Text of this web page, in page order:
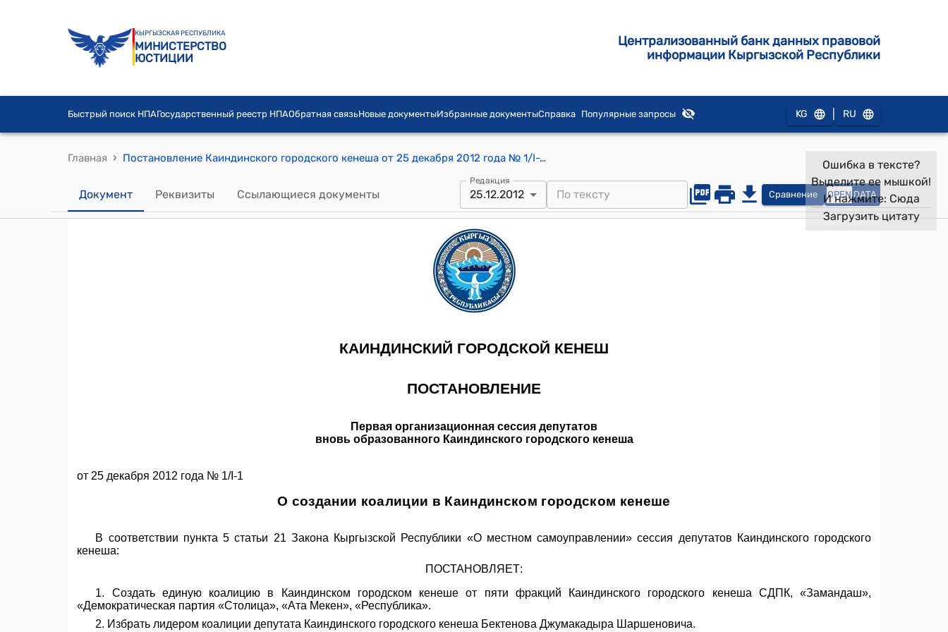
КЫРГЫЗСКАЯ РЕСПУБЛИКА
МИНИСТЕРСТВО
ЮСТИЦИИ
Централизованный банк данных правовой
информации Кыргызской Республики
Быстрый поиск НПАГосударственный реестр НПАОбратная связьНовые документыИзбранные документыСправка Популярные запросы KG RU
Главная › Постановление Каиндинского городского кенеша от 25 декабря 2012 года № 1/I-1 "О создании коалиции в Каиндинском городском кенеше"
Документ Реквизиты Ссылающиеся документы
Редакция
25.12.2012 Сравнение OPEN DATA
Ошибка в тексте?
Выделите ее мышкой!
И нажмите: Сюда
Загрузить цитату